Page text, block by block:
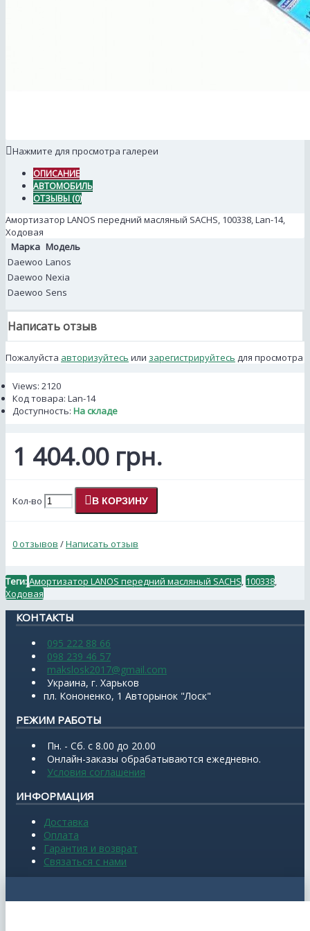
Нажмите для просмотра галереи
ОПИСАНИЕ
АВТОМОБИЛЬ
ОТЗЫВЫ (0)
Амортизатор LANOS передний масляный SACHS, 100338, Lan-14,
Ходовая
Марка Модель
Daewoo Lanos
Daewoo Nexia
Daewoo Sens
Написать отзыв
Пожалуйста авторизуйтесь или зарегистрируйтесь для просмотра
Views: 2120
Код товара: Lan-14
Доступность: На складе
1 404.00 грн.
Кол-во В КОРЗИНУ
0 отзывов /Написать отзыв
Теги:Амортизатор LANOS передний масляный SACHS 100338
Ходовая
КОНТАКТЫ
095 222 88 66
098 239 46 57
makslosk2017@gmail.com
Украина, г. Харьков
пл. Кононенко, 1 Авторынок "Лоск"
РЕЖИМ РАБОТЫ
Пн. - Сб. с 8.00 до 20.00
Онлайн-заказы обрабатываются ежедневно.
Условия соглашения
ИНФОРМАЦИЯ
Доставка
Оплата
Гарантия и возврат
Связаться с нами